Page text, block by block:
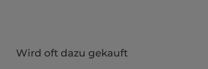
Wird oft dazu gekauft